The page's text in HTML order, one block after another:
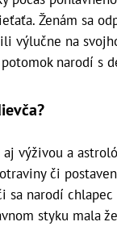
Ženám sa
výlučne na
narodí s
aj výživou a
či
sa narodí chlapec
styku mala